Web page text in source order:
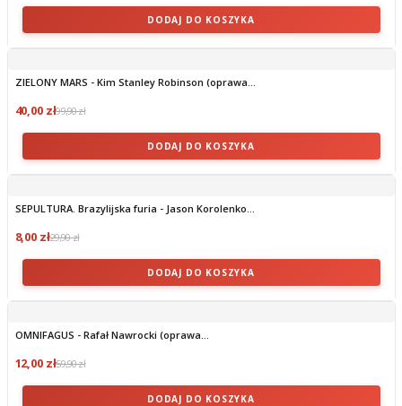
DODAJ DO KOSZYKA
ZIELONY MARS - Kim Stanley Robinson (oprawa...
40,00 zł99,90 zł
DODAJ DO KOSZYKA
SEPULTURA. Brazylijska furia - Jason Korolenko...
8,00 zł29,90 zł
DODAJ DO KOSZYKA
OMNIFAGUS - Rafał Nawrocki (oprawa...
12,00 zł59,90 zł
DODAJ DO KOSZYKA